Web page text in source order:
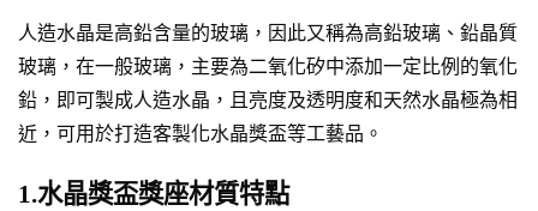
人造水晶是高鉛含量的玻璃，因此又稱為高鉛玻璃、鉛晶質
玻璃，在一般玻璃，主要為二氧化矽中添加一定比例的氧化
鉛，即可製成人造水晶，且亮度及透明度和天然水晶極為相
近，可用於打造客製化水晶獎盃等工藝品。
1.水晶獎盃獎座材質特點